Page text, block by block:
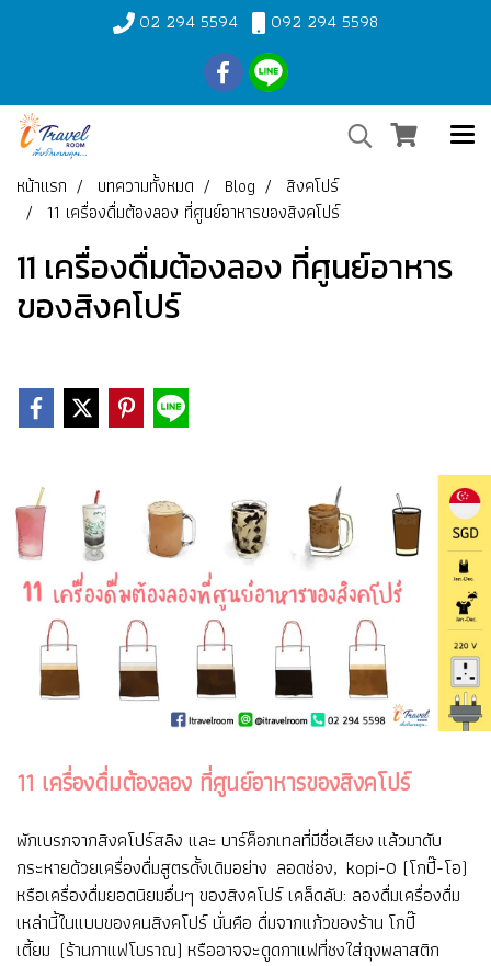
02 294 5594 092 294 5598
หน้าแรก บทความทั้งหมด Blog
สิงคโปร์
11 เครื่องดื่มต้องลอง ที่ศูนย์อาหารของสิงคโปร์
11 เครื่องดื่มต้องลอง ที่ศูนย์อาหาร
ของสิงคโปร์
11 เครื่องดื่มต้องลอง ที่ศูนย์อาหารของสิงคโปร์
พักเบรกจากสิงคโปร์สลิง และ บาร์ค็อกเทลที่มีชื่อเสียง แล้วมาดับ
กระหายด้วยเครื่องดื่มสูตรดั้งเดิมอย่าง ลอดช่อง, kopi-O (โกปี๊-โอ)
หรือเครื่องดื่มยอดนิยมอื่นๆ ของสิงคโปร์ เคล็ดลับ: ลองดื่มเครื่องดื่ม
เหล่านี้ในแบบของคนสิงคโปร์ นั่นคือ ดื่มจากแก้วของร้าน โกปี๊
เตี้ยม (ร้านกาแฟโบราณ) หรืออาจจะดูดกาแฟที่ชงใส่ถุงพลาสติก